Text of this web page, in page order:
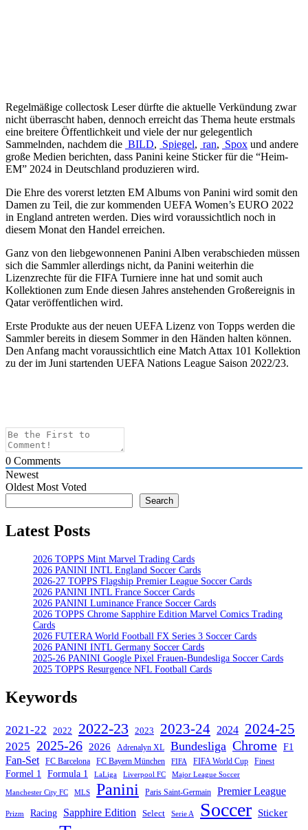
Regelmäßige collectosk Leser dürfte die aktuelle Verkündung zwar
nicht überrascht haben, dennoch erreicht das Thema heute erstmals
eine breitere Öffentlichkeit und viele der nur gelegentlich
Sammelnden, nachdem die BILD, Spiegel, ran, Spox und andere
große Medien berichten, dass Panini keine Sticker für die “Heim-
EM” 2024 in Deutschland produzieren wird.
Die Ehre des vorerst letzten EM Albums von Panini wird somit den
Damen zu Teil, die zur kommenden UEFA Women’s EURO 2022
in England antreten werden. Dies wird voraussichtlich noch in
diesem Monat den Handel erreichen.
Ganz von den liebgewonnenen Panini Alben verabschieden müssen
sich die Sammler allerdings nicht, da Panini weiterhin die
Lizenzrechte für die FIFA Turniere inne hat und somit auch
Kollektionen zum Ende diesen Jahres anstehenden Großereignis in
Qatar veröffentlichen wird.
Erste Produkte aus der neuen UEFA Lizenz von Topps werden die
Sammler bereits in diesem Sommer in den Händen halten können.
Den Anfang macht voraussichtlich eine Match Attax 101 Kollektion
zu der im Juni startenden UEFA Nations League Saison 2022/23.
0 Comments
Newest
Oldest Most Voted
Search
Latest Posts
2026 TOPPS Mint Marvel Trading Cards
2026 PANINI INTL England Soccer Cards
2026-27 TOPPS Flagship Premier League Soccer Cards
2026 PANINI INTL France Soccer Cards
2026 PANINI Luminance France Soccer Cards
2026 TOPPS Chrome Sapphire Edition Marvel Comics Trading
Cards
2026 FUTERA World Football FX Series 3 Soccer Cards
2026 PANINI INTL Germany Soccer Cards
2025-26 PANINI Google Pixel Frauen-Bundesliga Soccer Cards
2025 TOPPS Resurgence NFL Football Cards
Keywords
2021-22 2022 2022-23 2023 2023-24 2024 2024-25
2025 2025-26 2026 Adrenalyn XL Bundesliga Chrome F1
Fan-Set FC Barcelona FC Bayern München FIFA FIFA World Cup Finest
Formel 1 Formula 1 LaLiga Liverpool FC Major League Soccer
Manchester City FC MLS Panini Paris Saint-Germain Premier League
Prizm Racing Sapphire Edition Select Serie A Soccer Sticker